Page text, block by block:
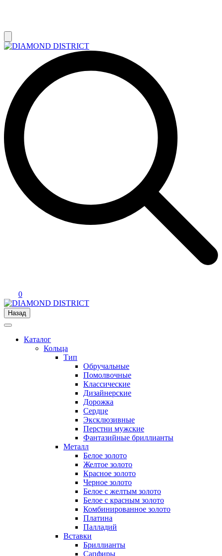
0
Назад
Каталог
Кольца
Тип
Обручальные
Помолвочные
Классические
Дизайнерские
Дорожка
Сердце
Эксклюзивные
Перстни мужские
Фантазийные бриллианты
Металл
Белое золото
Желтое золото
Красное золото
Черное золото
Белое с желтым золото
Белое с красным золото
Комбинированное золото
Платина
Палладий
Вставки
Бриллианты
Сапфиры